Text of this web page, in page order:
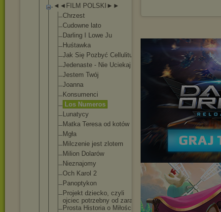
◄◄FILM POLSKI►►
Chrzest
Cudowne lato
Darling I Lowe Ju
Huśtawka
Jak Się Pozbyć Cellulitu
Jedenaste - Nie Uciekaj
Jestem Twój
Joanna
Konsumenci
Los Numeros
Lunatycy
Matka Teresa od kotów
Mgła
Milczenie jest zlotem
Milion Dolarów
Nieznajomy
Och Karol 2
Panoptykon
Projekt dziecko, czyli
ojciec potrzebny od zaraz
Prosta Historia o Miłości